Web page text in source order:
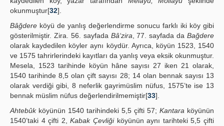
okunmuştur[32].
Bâğdere köyü de yanlış değerlendirme sonucu farklı iki köy gibi
gösterilmiştir. Zira. 56. sayfada Bâ‘zira , 77. sayfada da Bağdere
olarak kaydedilen köyler aynı köydür. Ayrıca, köyün 1523, 1540
ve 1575 tahrirlerindeki kayıtları da yanlış veya eksik okunmuştur.
Mesela, 1523 tarihinde köyün hâne sayısı 27 iken 21 olarak,
1540 tarihinde 8,5 olan çift sayısı 28; 14 olan bennak sayısı 13
olarak verdiği gibi, 8 neferlik gayrimüslim nüfus, 1575’te ise 13
bennak müslim nüfus değerlendirilmemiştir[33].
Ahtebûkköyünün 1540 tarihindeki 5,5 çifti 57; Kantara köyünün
1540’taki 4 çifti 2,Kabak Çevliğiköyünün aynı tarihteki 5,5 çifti